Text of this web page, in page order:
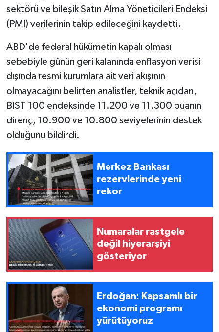
sektörü ve bileşik Satın Alma Yöneticileri Endeksi
(PMI) verilerinin takip edileceğini kaydetti.
ABD'de federal hükümetin kapalı olması
sebebiyle günün geri kalanında enflasyon verisi
dışında resmi kurumlara ait veri akışının
olmayacağını belirten analistler, teknik açıdan,
BIST 100 endeksinde 11.200 ve 11.300 puanın
direnç, 10.900 ve 10.800 seviyelerinin destek
olduğunu bildirdi.
Merkez Bankası
rezervlerinde yeni
rekor
Numaralar rastgele
değil hiyerarşiyi
gösteriyor
Erdoğan: Kapsamlı bir
ekonomi programı
yürütüyoruz